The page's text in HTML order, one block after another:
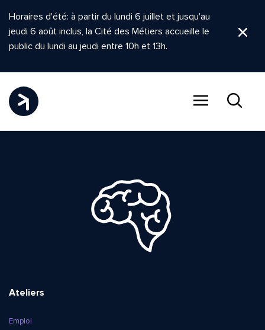
Horaires d'été: à partir du lundi 6 juillet et jusqu'au
jeudi 6 août inclus, la Cité des Métiers accueille le
public du lundi au jeudi entre 10h et 13h.
Ateliers
Emploi